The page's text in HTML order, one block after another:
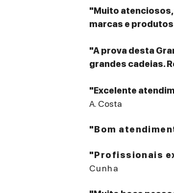
"Muito
marcas e
"A prova desta
grandes cadeias.
"Excelente
A. Costa
"Bom
"Profissionais
Cunha